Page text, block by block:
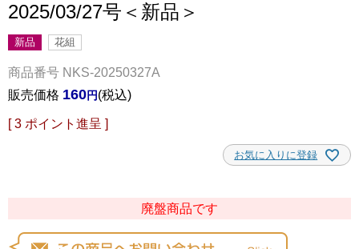
2025/03/27号＜新品＞
新品 花組
商品番号 NKS-20250327A
販売価格 160 税込
[ 3 ポイント進呈 ]
お気に入りに登録
廃盤商品です